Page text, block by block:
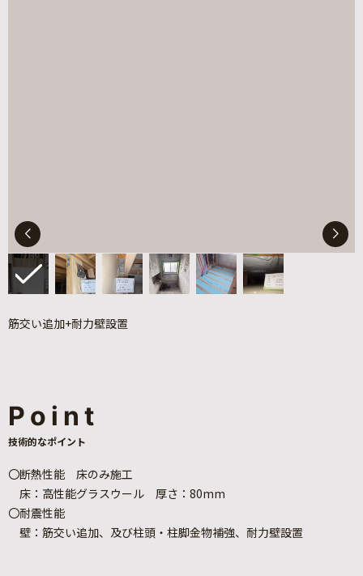
筋交い追加+耐力壁設置
Point
技術的なポイント
〇断熱性能 床のみ施工
床：高性能グラスウール 厚さ：80mm
〇耐震性能
壁：筋交い追加、及び柱頭・柱脚金物補強、耐力壁設置